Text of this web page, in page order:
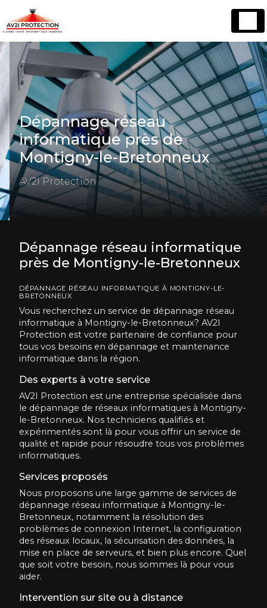
Dépannage réseau
informatique près de
Montigny-le-Bretonneux
AV2I Protection
Dépannage réseau informatique
près de Montigny-le-Bretonneux
DÉPANNAGE RÉSEAU INFORMATIQUE À MONTIGNY-LE-
BRETONNEUX
Vous recherchez un service de dépannage réseau
informatique à Montigny-le-Bretonneux? AV2I
Protection est votre partenaire de confiance pour
tous vos besoins en dépannage et maintenance
informatique dans la région.
Des experts à votre service
AV2I Protection est une entreprise spécialisée dans
le dépannage de réseaux informatiques à Montigny-
le-Bretonneux. Nos techniciens qualifiés et
expérimentés sont là pour vous offrir un service de
qualité et rapide pour résoudre tous vos problèmes
informatiques.
Services proposés
Nous proposons une large gamme de services de
dépannage réseau informatique à Montigny-le-
Bretonneux, notamment la résolution des
problèmes de connexion Internet, la configuration
des réseaux locaux, la sécurisation des données, la
mise en place de serveurs, et bien plus encore. Quel
que soit votre besoin, nous sommes là pour vous
aider.
Intervention sur site ou à distance
Panneau de gestion des cookies